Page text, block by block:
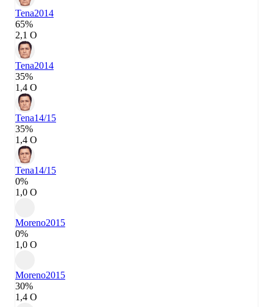
Tena2014
65%
2,1 О
Tena2014
35%
1,4 О
Tena14/15
35%
1,4 О
Tena14/15
0%
1,0 О
Moreno2015
0%
1,0 О
Moreno2015
30%
1,4 О